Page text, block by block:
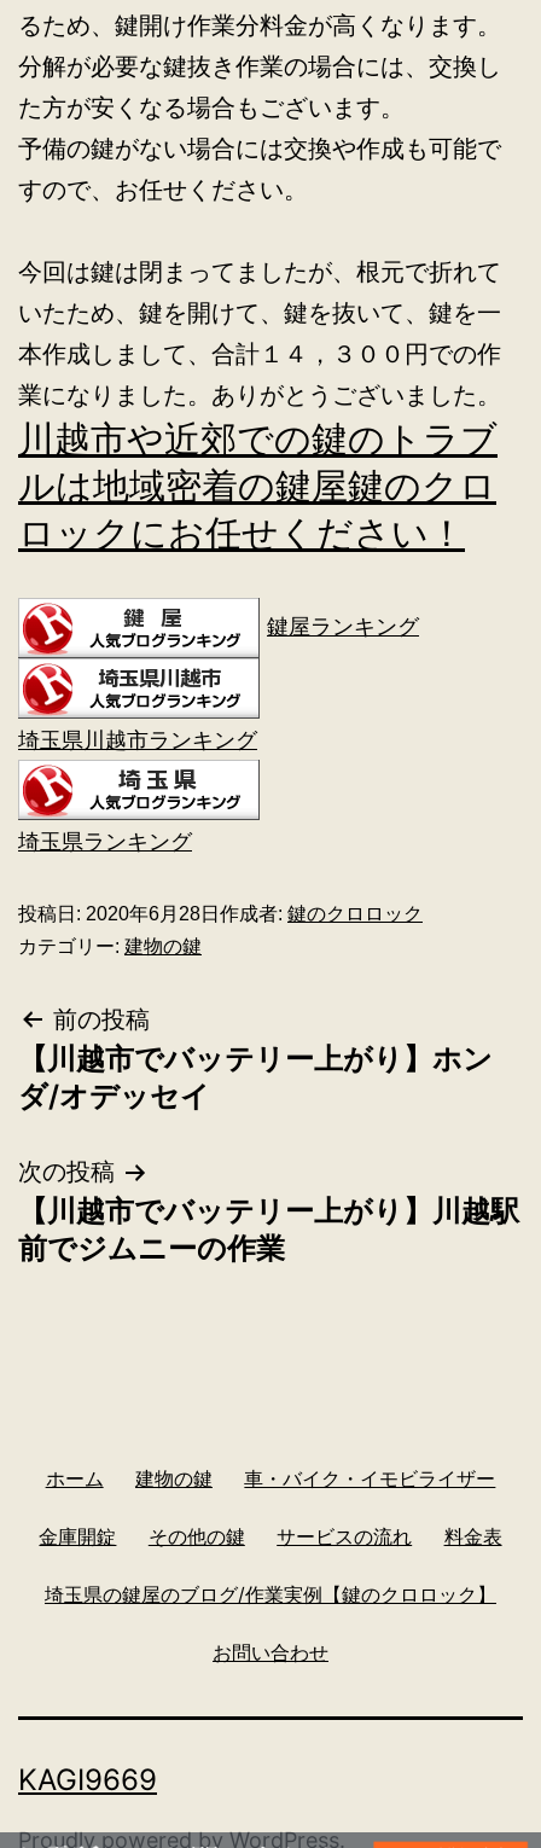
るため、鍵開け作業分料金が高くなります。
分解が必要な鍵抜き作業の場合には、交換し
た方が安くなる場合もございます。
予備の鍵がない場合には交換や作成も可能で
すので、お任せください。
今回は鍵は閉まってましたが、根元で折れて
いたため、鍵を開けて、鍵を抜いて、鍵を一
本作成しまして、合計１４，３００円での作
業になりました。ありがとうございました。
川越市や近郊での鍵のトラブ
ルは地域密着の鍵屋鍵のクロ
ロックにお任せください！
鍵屋ランキング
埼玉県川越市ランキング
埼玉県ランキング
投稿日: 2020年6月28日 作成者: 鍵のクロロック
カテゴリー: 建物の鍵
前の投稿
【川越市でバッテリー上がり】ホン
ダ/オデッセイ
次の投稿
【川越市でバッテリー上がり】川越駅
前でジムニーの作業
ホーム 建物の鍵 車・バイク・イモビライザー
金庫開錠 その他の鍵 サービスの流れ 料金表
埼玉県の鍵屋のブログ/作業実例【鍵のクロロック】
お問い合わせ
KAGI9669
Proudly powered byWordPress.